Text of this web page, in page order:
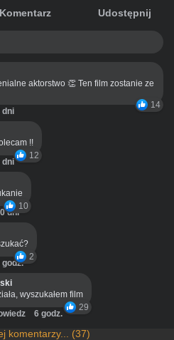
Komentarz Udostępnij
aktorstwo 👏 Ten film zostanie ze
14
dni
!!
12
dni
10
dni
2
godz.
wyszukałem film
29
6 godz.
komentarzy... (37)